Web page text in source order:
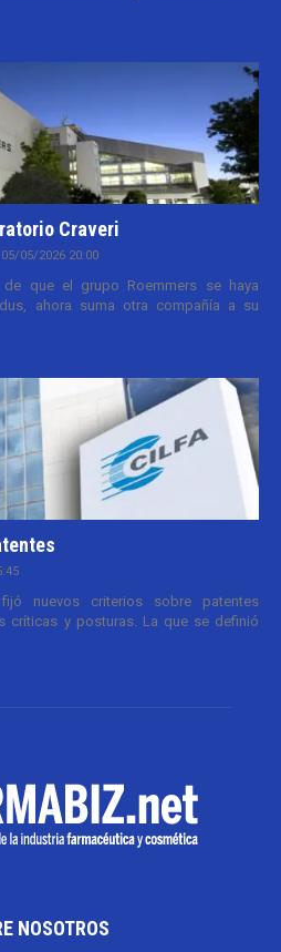
Craveri
05/05/2026 20:00
que el grupo Roemmers se haya
ahora suma otra compañía a su
nuevos criterios sobre patentes
críticas y posturas. La que se definió
NOSOTROS